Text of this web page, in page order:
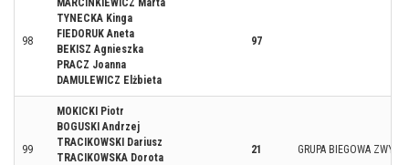
98
MARCINKIEWICZ Marta
TYNECKA Kinga
FIEDORUK Aneta
BEKISZ Agnieszka
PRACZ Joanna
DAMULEWICZ Elżbieta
97
99
MOKICKI Piotr
BOGUSKI Andrzej
TRACIKOWSKI Dariusz
TRACIKOWSKA Dorota
21 GRUPA BIEGOWA